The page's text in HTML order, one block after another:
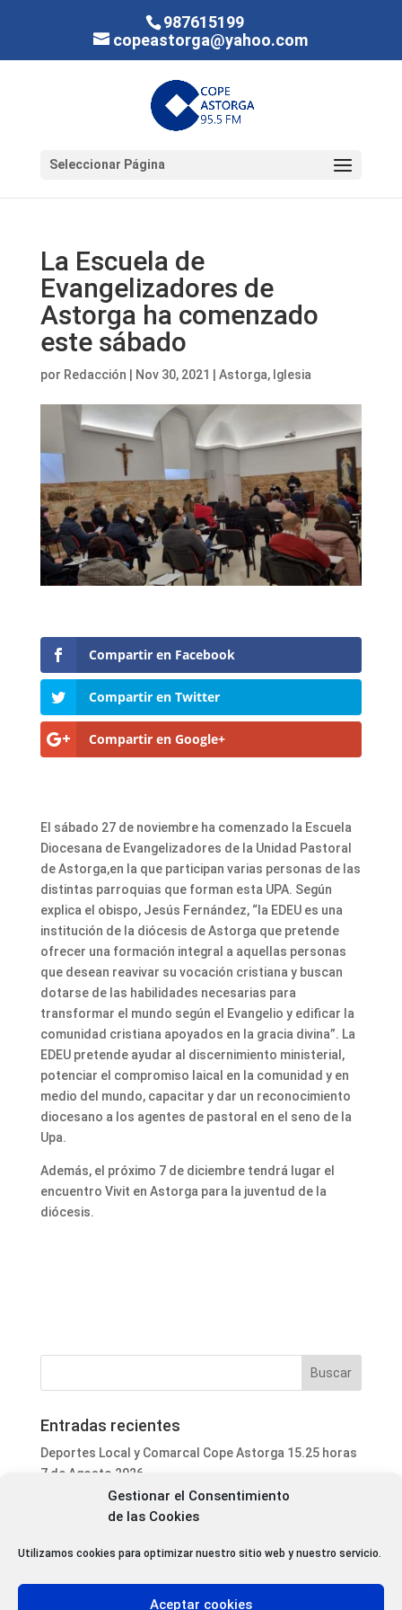
Gestionar el Consentimiento
de las Cookies
Utilizamos cookies para optimizar nuestro sitio web y nuestro servicio.
Aceptar cookies
987615199
copeastorga@yahoo.com
Seleccionar Página
La Escuela de
Evangelizadores de
Astorga ha comenzado
este sábado
por Redacción Nov 30, 2021 Astorga, Iglesia
Compartir en Facebook
Compartir en Twitter
Compartir en Google+
El sábado 27 de noviembre ha comenzado la Escuela
Diocesana de Evangelizadores de la Unidad Pastoral
de Astorga,en la que participan varias personas de las
distintas parroquias que forman esta UPA. Según
explica el obispo, Jesús Fernández, “la EDEU es una
institución de la diócesis de Astorga que pretende
ofrecer una formación integral a aquellas personas
que desean reavivar su vocación cristiana y buscan
dotarse de las habilidades necesarias para
transformar el mundo según el Evangelio y edificar la
comunidad cristiana apoyados en la gracia divina”. La
EDEU pretende ayudar al discernimiento ministerial,
potenciar el compromiso laical en la comunidad y en
medio del mundo, capacitar y dar un reconocimiento
diocesano a los agentes de pastoral en el seno de la
Upa.
Además, el próximo 7 de diciembre tendrá lugar el
encuentro Vivit en Astorga para la juventud de la
diócesis.
Entradas recientes
Deportes Local y Comarcal Cope Astorga 15.25 horas
7 de Agosto 2026
Informativo Mediodía Cope Astorga 14.20 horas 7 de
Agosto 2026
San Justo de la Vega acoge este fin de semana un